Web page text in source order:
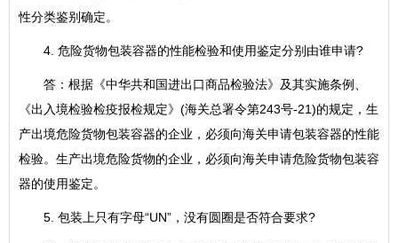
性分类鉴别确定。
4. 危险货物包装容器的性能检验和使用鉴定分别由谁申请?
答：根据《中华共和国进出口商品检验法》及其实施条例、
《出入境检验检疫报检规定》(海关总署令第243号-21)的规定，生
产出境危险货物包装容器的企业，必须向海关申请包装容器的性能
检验。生产出境危险货物的企业，必须向海关申请危险货物包装容
器的使用鉴定。
5. 包装上只有字母“UN”，没有圆圈是否符合要求?